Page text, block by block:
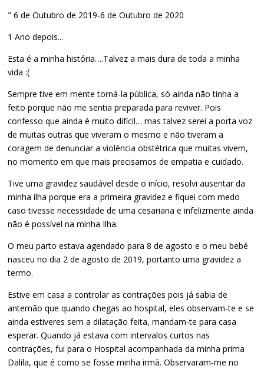
" 6 de Outubro de 2019-6 de Outubro de 2020
1 Ano depois...
Esta é a minha história….Talvez a mais dura de toda a minha
vida :(
Sempre tive em mente torná-la pública, só ainda não tinha a
feito porque não me sentia preparada para reviver. Pois
confesso que ainda é muito difícil… mas talvez serei a porta voz
de muitas outras que viveram o mesmo e não tiveram a
coragem de denunciar a violência obstétrica que muitas vivem,
no momento em que mais precisamos de empatia e cuidado.
Tive uma gravidez saudável desde o início, resolvi ausentar da
minha ilha porque era a primeira gravidez e fiquei com medo
caso tivesse necessidade de uma cesariana e infelizmente ainda
não é possível na minha Ilha.
O meu parto estava agendado para 8 de agosto e o meu bebé
nasceu no dia 2 de agosto de 2019, portanto uma gravidez a
termo.
Estive em casa a controlar as contrações pois já sabia de
antemão que quando chegas ao hospital, eles observam-te e se
ainda estiveres sem a dilatação feita, mandam-te para casa
esperar. Quando já estava com intervalos curtos nas
contrações, fui para o Hospital acompanhada da minha prima
Dalila, que é como se fosse minha irmã. Observaram-me no